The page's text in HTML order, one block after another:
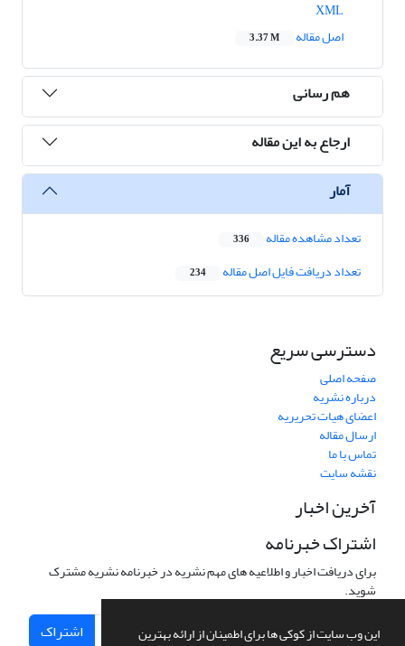
این وب سایت از کوکی ها برای اطمینان از ارائه بهترین
اصل مقاله
3.37 M
هم رسانی
ارجاع به این مقاله
آمار
تعداد مشاهده مقاله 336
تعداد دریافت فایل اصل مقاله 234
دسترسی سریع
صفحه اصلی
درباره نشریه
اعضای هیات تحریریه
ارسال مقاله
تماس با ما
نقشه سایت
آخرین اخبار
اشتراک خبرنامه
برای دریافت اخبار و اطلاعیه های مهم نشریه در خبرنامه نشریه مشترک
شوید.
اشتراک